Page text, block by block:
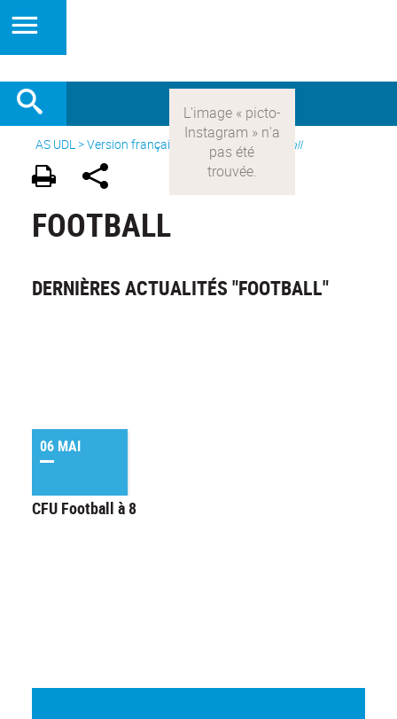
AS UDL>Version française > Les sports > Football
FOOTBALL
DERNIÈRES ACTUALITÉS "FOOTBALL"
06 MAI
CFU Football à 8